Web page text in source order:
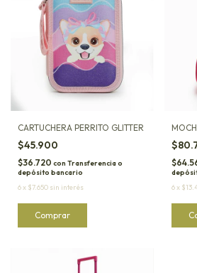
CARTUCHERA PERRITO GLITTER
$45.900
$36.720 con Transferencia o
depósito bancario
6x $7.650 sin interés
6x